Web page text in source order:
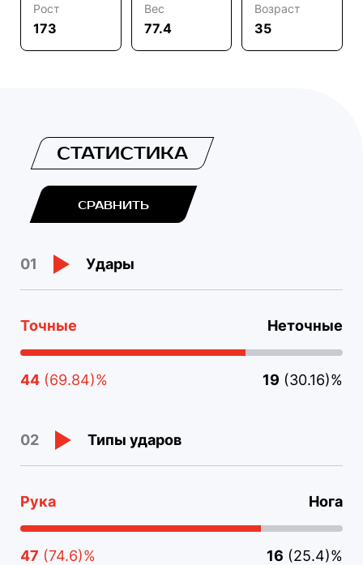
Рост
173
Вес
77.4
Возраст
35
СТАТИСТИКА
СРАВНИТЬ
01 Удары
Точные Неточные
44 (69.84)% 19 (30.16)%
02 Типы ударов
Рука Нога
47 (74.6)% 16 (25.4)%